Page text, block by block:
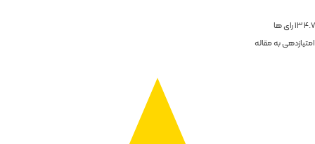
4.7
13رای ها
امتیازدهی به مقاله